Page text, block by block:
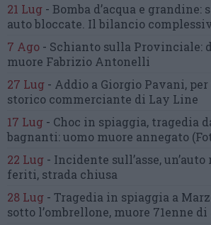
21 Lug - Bomba d’acqua e grandine:
auto bloccate. Il bilancio
7 Ago - Schianto sulla Provinciale:
muore Fabrizio Antonelli
27 Lug - Addio a Giorgio Pavani,
storico commerciante di Lay Line
17 Lug - Choc in spiaggia, tragedia
bagnanti:uomo muore annegato
22 Lug - Incidente sull’asse,
feriti, strada chiusa
28 Lug - Tragedia in spiaggia a
sotto l’ombrellone, muore 71enne di